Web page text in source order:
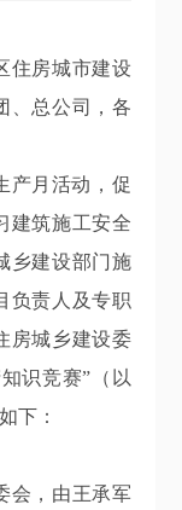
住房城市建设
、总公司，各
产月活动，促
建筑施工安全
乡建设部门施
负责人及专职
房城乡建设委
识竞赛”（以
下：
会，由王承军